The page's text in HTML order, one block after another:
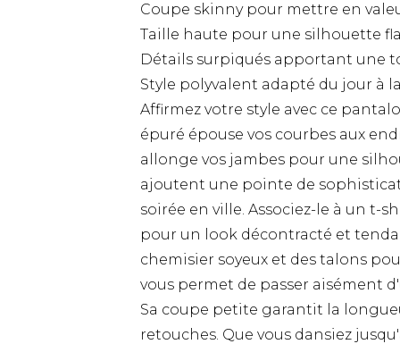
Coupe skinny pour mettre en
Taille haute pour une silhouette
Détails surpiqués apportant une
Style polyvalent adapté du jour à
Affirmez votre style avec ce
épuré épouse vos courbes aux
allonge vos jambes pour une
ajoutent une pointe de
soirée en ville. Associez-le à un t-
pour un look décontracté et
chemisier soyeux et des talons
vous permet de passer aisément
Sa coupe petite garantit la
retouches. Que vous dansiez